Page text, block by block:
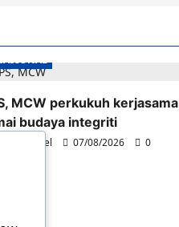
MCW perkukuh kerjasama
budaya integriti
Isamael 07/08/2026 0